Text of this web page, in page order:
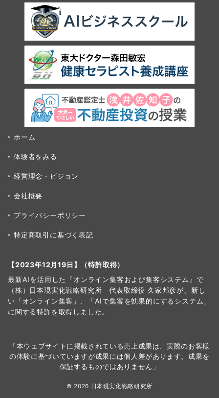
ホーム
体験者をみる
経営理念・ビジョン
会社概要
プライバシーポリシー
特定商取引に基づく表記
【2023年12月19日】（特許取得）
最新AIを活用した『オンライン集客および集客システム』で
（株）日本現実化戦略研究所 代表取締役 久家邦彦が、新し
い「オンライン集客」、「AIで集客を効果的にするシステム」
に関する特許を取得しました。
「本ウェブサイトに掲載されている売上成果は、実際のお客様
の体験に基づいていますが成果には個人差があります。成果を
保証するものではありません」
© 2026 日本現実化戦略研究所